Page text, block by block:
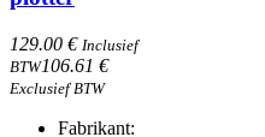
129.00 € Inclusief
BTW106.61 €
Exclusief BTW
Fabrikant: